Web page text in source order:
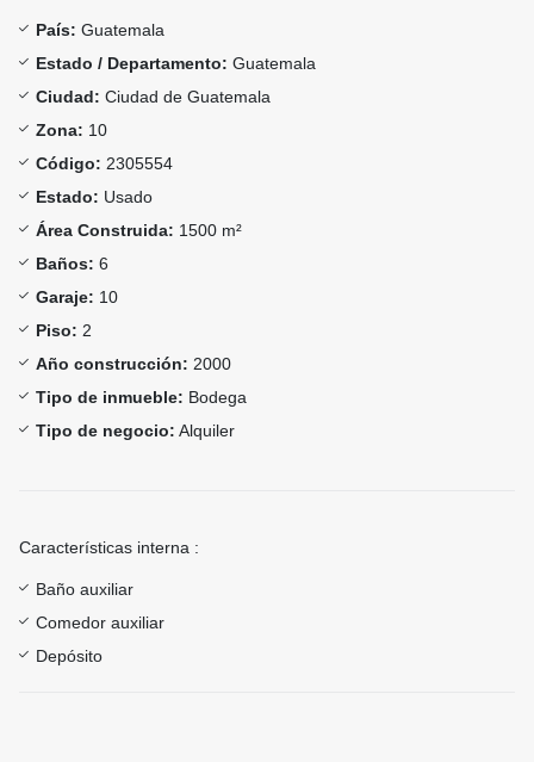
País: Guatemala
Estado / Departamento: Guatemala
Ciudad: Ciudad de Guatemala
Zona: 10
Código: 2305554
Estado: Usado
Área Construida: 1500 m²
Baños: 6
Garaje: 10
Piso: 2
Año construcción: 2000
Tipo de inmueble: Bodega
Tipo de negocio: Alquiler
Características interna :
Baño auxiliar
Comedor auxiliar
Depósito